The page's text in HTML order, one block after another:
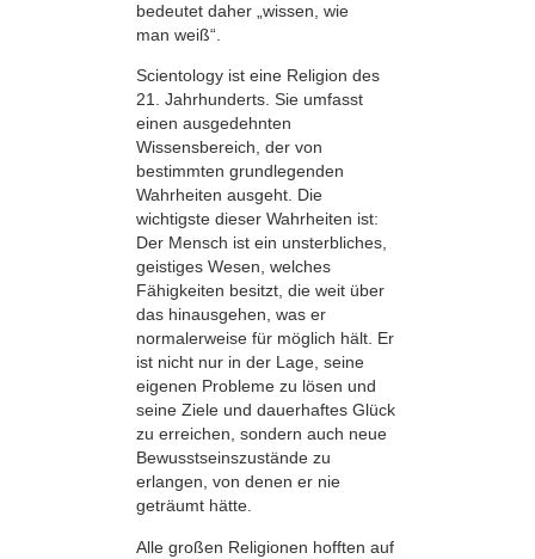
bedeutet daher „wissen, wie
man weiß“.
Scientology ist eine Religion des
21. Jahrhunderts. Sie umfasst
einen ausgedehnten
Wissensbereich, der von
bestimmten grundlegenden
Wahrheiten ausgeht. Die
wichtigste dieser Wahrheiten ist:
Der Mensch ist ein unsterbliches,
geistiges Wesen, welches
Fähigkeiten besitzt, die weit über
das hinausgehen, was er
normalerweise für möglich hält. Er
ist nicht nur in der Lage, seine
eigenen Probleme zu lösen und
seine Ziele und dauerhaftes Glück
zu erreichen, sondern auch neue
Bewusstseinszustände zu
erlangen, von denen er nie
geträumt hätte.
Alle großen Religionen hofften auf